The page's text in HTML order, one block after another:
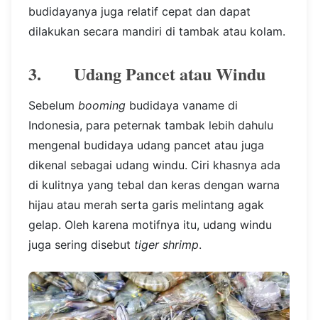
budidayanya juga relatif cepat dan dapat
dilakukan secara mandiri di tambak atau kolam.
3. Udang Pancet atau Windu
Sebelum booming budidaya vaname di
Indonesia, para peternak tambak lebih dahulu
mengenal budidaya udang pancet atau juga
dikenal sebagai udang windu. Ciri khasnya ada
di kulitnya yang tebal dan keras dengan warna
hijau atau merah serta garis melintang agak
gelap. Oleh karena motifnya itu, udang windu
juga sering disebut tiger shrimp.